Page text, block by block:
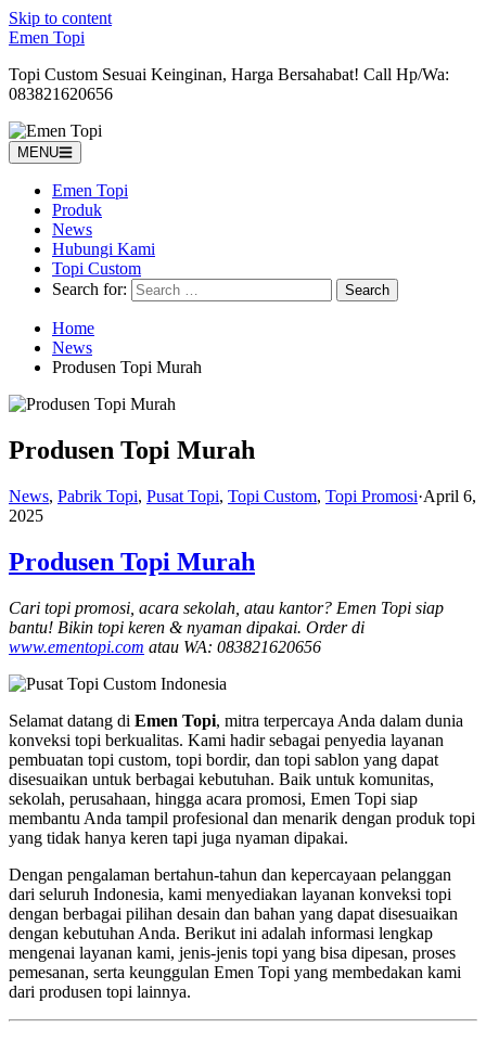
Skip to content
Emen Topi
Topi Custom Sesuai Keinginan, Harga Bersahabat! Call Hp/Wa:
083821620656
MENU
Emen Topi
Produk
News
Hubungi Kami
Topi Custom
Search for:
Home
News
Produsen Topi Murah
Produsen Topi Murah
News, Pabrik Topi, Pusat Topi, Topi Custom, Topi Promosi·April 6,
2025
Produsen Topi Murah
Cari topi promosi, acara sekolah, atau kantor? Emen Topi siap
bantu! Bikin topi keren & nyaman dipakai. Order di
www.ementopi.com atau WA: 083821620656
Selamat datang di Emen Topi, mitra terpercaya Anda dalam dunia
konveksi topi berkualitas. Kami hadir sebagai penyedia layanan
pembuatan topi custom, topi bordir, dan topi sablon yang dapat
disesuaikan untuk berbagai kebutuhan. Baik untuk komunitas,
sekolah, perusahaan, hingga acara promosi, Emen Topi siap
membantu Anda tampil profesional dan menarik dengan produk topi
yang tidak hanya keren tapi juga nyaman dipakai.
Dengan pengalaman bertahun-tahun dan kepercayaan pelanggan
dari seluruh Indonesia, kami menyediakan layanan konveksi topi
dengan berbagai pilihan desain dan bahan yang dapat disesuaikan
dengan kebutuhan Anda. Berikut ini adalah informasi lengkap
mengenai layanan kami, jenis-jenis topi yang bisa dipesan, proses
pemesanan, serta keunggulan Emen Topi yang membedakan kami
dari produsen topi lainnya.